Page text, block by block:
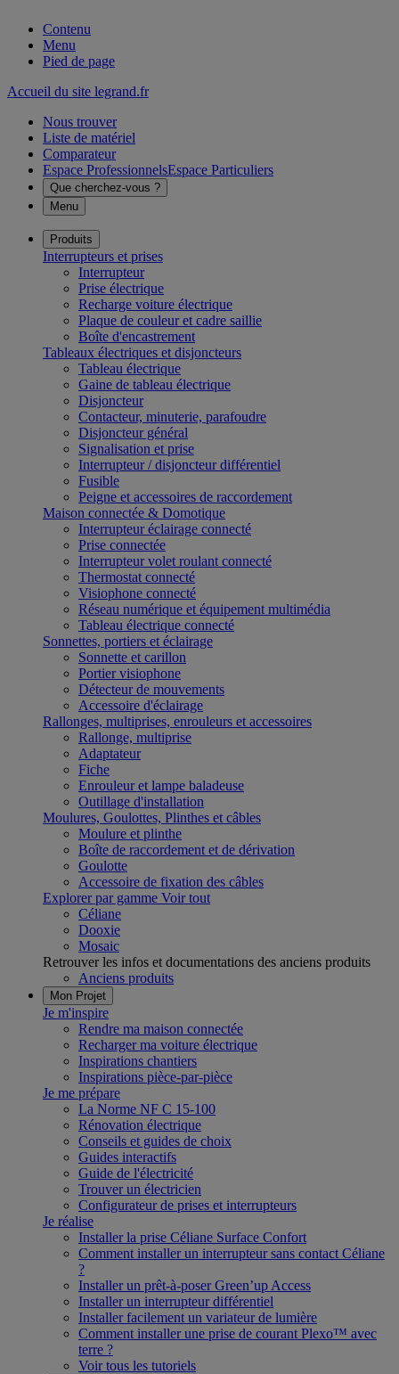
Contenu
Menu
Pied de page
Accueil du site legrand.fr
Nous trouver
Liste de matériel
Comparateur
Espace ProfessionnelsEspace Particuliers
Que cherchez-vous ?
Menu
Produits
Interrupteurs et prises
Interrupteur
Prise électrique
Recharge voiture électrique
Plaque de couleur et cadre saillie
Boîte d'encastrement
Tableaux électriques et disjoncteurs
Tableau électrique
Gaine de tableau électrique
Disjoncteur
Contacteur, minuterie, parafoudre
Disjoncteur général
Signalisation et prise
Interrupteur / disjoncteur différentiel
Fusible
Peigne et accessoires de raccordement
Maison connectée & Domotique
Interrupteur éclairage connecté
Prise connectée
Interrupteur volet roulant connecté
Thermostat connecté
Visiophone connecté
Réseau numérique et équipement multimédia
Tableau électrique connecté
Sonnettes, portiers et éclairage
Sonnette et carillon
Portier visiophone
Détecteur de mouvements
Accessoire d'éclairage
Rallonges, multiprises, enrouleurs et accessoires
Rallonge, multiprise
Adaptateur
Fiche
Enrouleur et lampe baladeuse
Outillage d'installation
Moulures, Goulottes, Plinthes et câbles
Moulure et plinthe
Boîte de raccordement et de dérivation
Goulotte
Accessoire de fixation des câbles
Explorer par gamme Voir tout
Céliane
Dooxie
Mosaic
Retrouver les infos et documentations des anciens produits
Anciens produits
Mon Projet
Je m'inspire
Rendre ma maison connectée
Recharger ma voiture électrique
Inspirations chantiers
Inspirations pièce-par-pièce
Je me prépare
La Norme NF C 15-100
Rénovation électrique
Conseils et guides de choix
Guides interactifs
Guide de l'électricité
Trouver un électricien
Configurateur de prises et interrupteurs
Je réalise
Installer la prise Céliane Surface Confort
Comment installer un interrupteur sans contact Céliane
?
Installer un prêt-à-poser Green’up Access
Installer un interrupteur différentiel
Installer facilement un variateur de lumière
Comment installer une prise de courant Plexo™ avec
terre ?
Voir tous les tutoriels